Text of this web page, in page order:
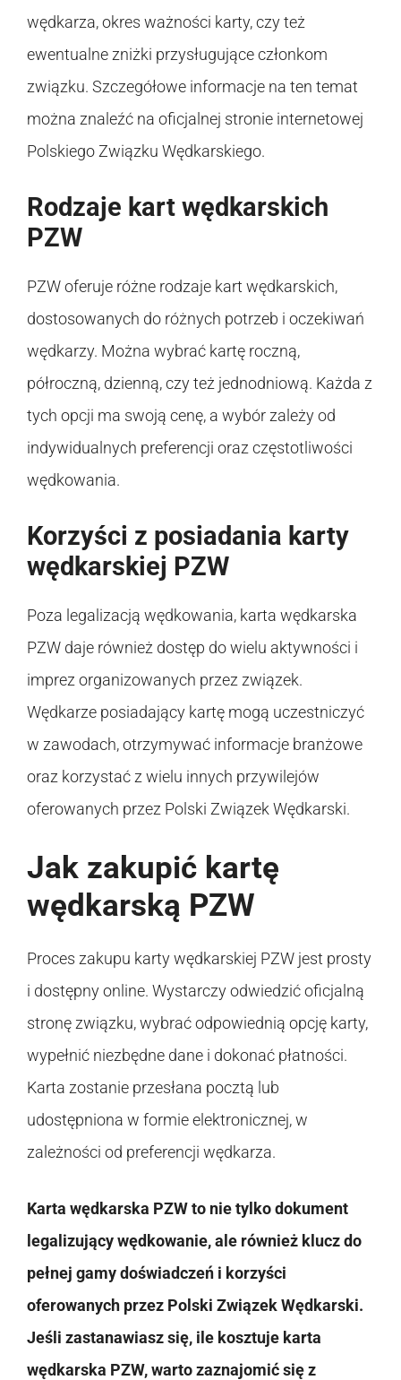
wędkarza, okres ważności karty, czy też
ewentualne zniżki przysługujące członkom
związku. Szczegółowe informacje na ten temat
można znaleźć na oficjalnej stronie internetowej
Polskiego Związku Wędkarskiego.
Rodzaje kart wędkarskich
PZW
PZW oferuje różne rodzaje kart wędkarskich,
dostosowanych do różnych potrzeb i oczekiwań
wędkarzy. Można wybrać kartę roczną,
półroczną, dzienną, czy też jednodniową. Każda z
tych opcji ma swoją cenę, a wybór zależy od
indywidualnych preferencji oraz częstotliwości
wędkowania.
Korzyści z posiadania karty
wędkarskiej PZW
Poza legalizacją wędkowania, karta wędkarska
PZW daje również dostęp do wielu aktywności i
imprez organizowanych przez związek.
Wędkarze posiadający kartę mogą uczestniczyć
w zawodach, otrzymywać informacje branżowe
oraz korzystać z wielu innych przywilejów
oferowanych przez Polski Związek Wędkarski.
Jak zakupić kartę
wędkarską PZW
Proces zakupu karty wędkarskiej PZW jest prosty
i dostępny online. Wystarczy odwiedzić oficjalną
stronę związku, wybrać odpowiednią opcję karty,
wypełnić niezbędne dane i dokonać płatności.
Karta zostanie przesłana pocztą lub
udostępniona w formie elektronicznej, w
zależności od preferencji wędkarza.
Karta wędkarska PZW to nie tylko dokument
legalizujący wędkowanie, ale również klucz do
pełnej gamy doświadczeń i korzyści
oferowanych przez Polski Związek Wędkarski.
Jeśli zastanawiasz się, ile kosztuje karta
wędkarska PZW, warto zaznajomić się z